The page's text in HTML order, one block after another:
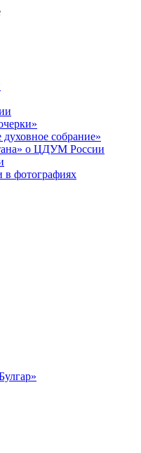
собрание»
о ЦДУМ России
фотографиях